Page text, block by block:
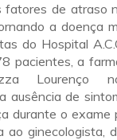
fatores de atraso
a doença
do Hospital
pacientes, a
Lourenço
ausência de
durante o exame
ao ginecologista,